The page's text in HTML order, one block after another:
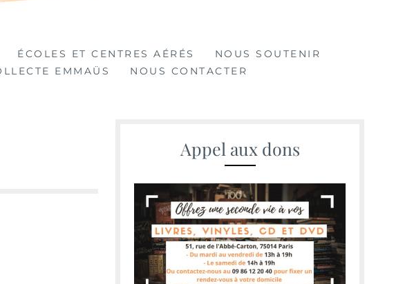
ÉCOLES ET CENTRES AÉRÉS
NOUS SOUTENIR
EMMAÜS NOUS CONTACTER
Appel aux dons